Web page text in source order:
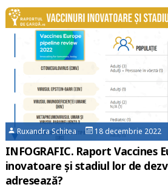
Ruxandra Schitea 18 decembrie
INFOGRAFIC. Raport Vaccines
inovatoare și stadiul lor de
adresează?